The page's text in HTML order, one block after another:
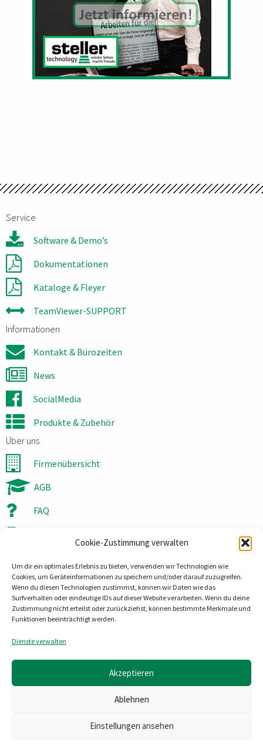
Cookie-Zustimmung verwalten
Um dir ein optimales Erlebnis zu bieten, verwenden wir Technologien wie
Cookies, um Geräteinformationen zu speichern und/oder darauf zuzugreifen.
Wenn du diesen Technologien zustimmst, können wir Daten wie das
Surfverhalten oder eindeutige IDs auf dieser Website verarbeiten. Wenn du deine
Zustimmung nicht erteilst oder zurückziehst, können bestimmte Merkmale und
Funktionen beeinträchtigt werden.
Dienste verwalten
Akzeptieren
Ablehnen
Einstellungen ansehen
Service
Software & Demo’s
Dokumentationen
Kataloge & Fleyer
TeamViewer-SUPPORT
Informationen
Kontakt & Bürozeiten
News
SocialMedia
Produkte & Zubehör
Über uns
Firmenübersicht
AGB
FAQ
Steinbruchweg 9
06198 Salzatal OT Lieskau
Tel:0345 558800
Mail:info@steller-technology.de